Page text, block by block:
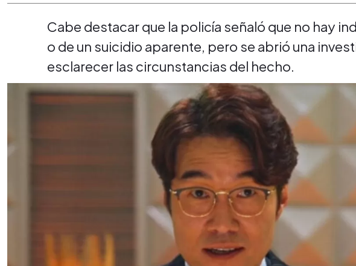
Cabe destacar que la policía señaló que no hay
o de un suicidio aparente, pero se abrió una
esclarecer las circunstancias del hecho.